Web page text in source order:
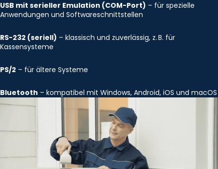
USB mit serieller Emulation (COM-Port) – für spezielle
Anwendungen und Softwareschnittstellen
RS-232 (seriell) – klassisch und zuverlässig, z. B. für
Kassensysteme
PS/2 – für ältere Systeme
Bluetooth – kompatibel mit Windows, Android, iOS und macOS